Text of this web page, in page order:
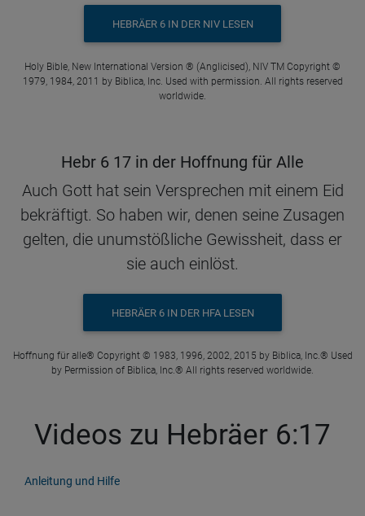
HEBRÄER 6 IN DER NIV LESEN
Holy Bible, New International Version ® (Anglicised), NIV TM Copyright ©
1979, 1984, 2011 by Biblica, Inc. Used with permission. All rights reserved
worldwide.
Hebr 6 17 in der Hoffnung für Alle
Auch Gott hat sein Versprechen mit einem Eid
bekräftigt. So haben wir, denen seine Zusagen
gelten, die unumstößliche Gewissheit, dass er
sie auch einlöst.
HEBRÄER 6 IN DER HFA LESEN
Hoffnung für alle® Copyright © 1983, 1996, 2002, 2015 by Biblica, Inc.® Used
by Permission of Biblica, Inc.® All rights reserved worldwide.
Videos zu Hebräer 6:17
Anleitung und Hilfe